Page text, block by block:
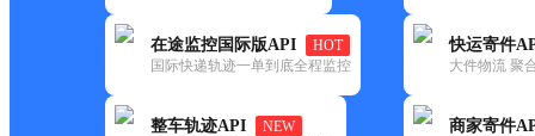
在途监控国际版API
HOT
国际快递轨迹一单到底全程监控
整车轨迹API
NEW
快运寄件
大件物流 聚
商家寄件
极兔
芜湖鸠江二部网点
更新时间：2021-11-26 00:00:00